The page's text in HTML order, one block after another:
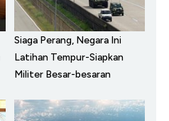
Siaga Perang, Negara Ini
Latihan Tempur-Siapkan
Militer Besar-besaran